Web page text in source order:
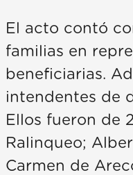
El acto contó
familias en
beneficiarias.
intendentes de
Ellos fueron de
Ralinqueo;
Carmen de